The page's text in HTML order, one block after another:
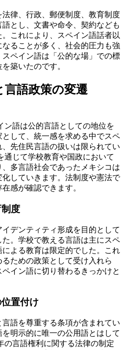
律、行政、郵便制度、教育制度
とし、文書や命令、契約なども
これにより、スペイン語話者以
ることが多く、社会的圧力も強
ペイン語は「公的な場」での標
築いたのです。
言語政策の変遷
ン語は公的言語としての地位を
して、統一感を求める中でスペ
先住民言語の扱いは限られてい
通じて学校教育や国政において
多言語社会であったメキシコは
していきます。法制度や憲法で
感が確認できます。
度
デンティティ形成を目的として
。学校で教える言語は主にスペ
よる教育は限定的でした。これ
ための政策として受け入れら
イン語に切り替わるきっかけと
置付け
語を尊重する条項が含まれてい
明示的に唯一の公用語とはして
の言語権利に関する法律の制定